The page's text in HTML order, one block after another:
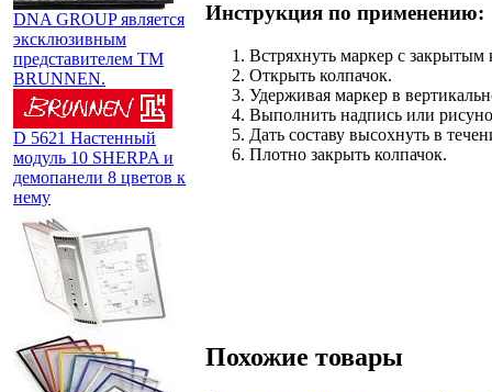
DNA GROUP является
эксклюзивным
представителем TM
BRUNNEN.
D 5621 Настенный
модуль 10 SHERPA и
демопанели 8 цветов к
нему
Инструкция по применению:
Встряхнуть маркер с закрытым
Открыть колпачок.
Удерживая маркер в
Выполнить надпись или
Дать составу высохнуть в
Плотно закрыть колпачок.
Похожие товары